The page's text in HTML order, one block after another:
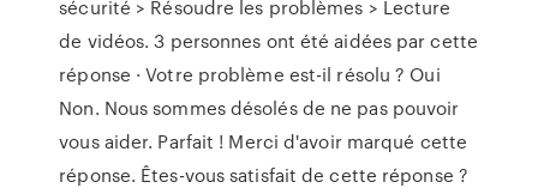
sécurité > Résoudre les problèmes > Lecture
de vidéos. 3 personnes ont été aidées par cette
réponse · Votre problème est-il résolu ? Oui
Non. Nous sommes désolés de ne pas pouvoir
vous aider. Parfait ! Merci d'avoir marqué cette
réponse. Êtes-vous satisfait de cette réponse ?